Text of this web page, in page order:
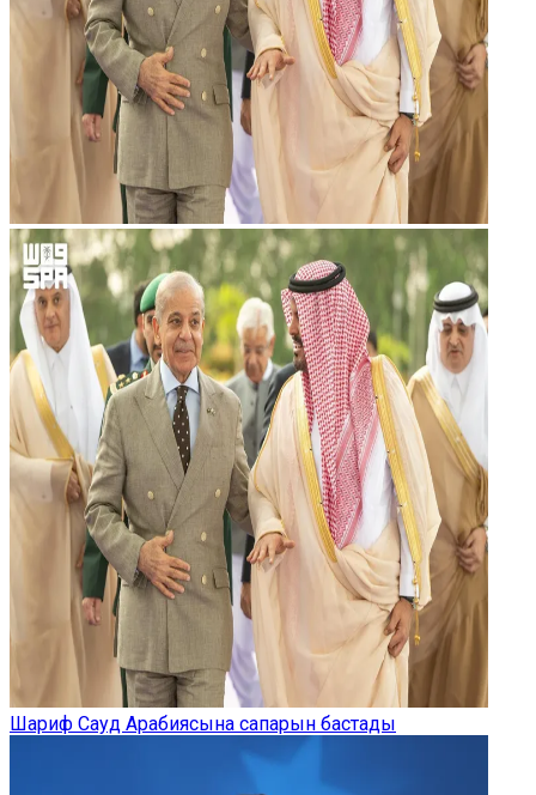
Шариф Сауд Арабиясына сапарын бастады